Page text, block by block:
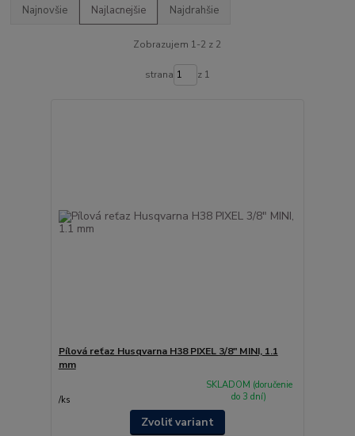
Najnovšie Najlacnejšie Najdrahšie
Zobrazujem 1-2 z 2
strana z 1
Pílová reťaz Husqvarna H38 PIXEL 3/8" MINI, 1.1
mm
/ks
SKLADOM (doručenie
do 3 dní)
Zvoliť variant